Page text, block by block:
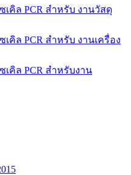
เคิล PCR สำหรับ งานวัสดุ
เคิล PCR สำหรับ งานเครื่อง
เคิล PCR สำหรับงาน
บ Epson ผลักดัน
ติกสู่เศรษฐกิจ
ซเคิล GRS Certified ร่วม
แปรรูปขวดหมึกสู่